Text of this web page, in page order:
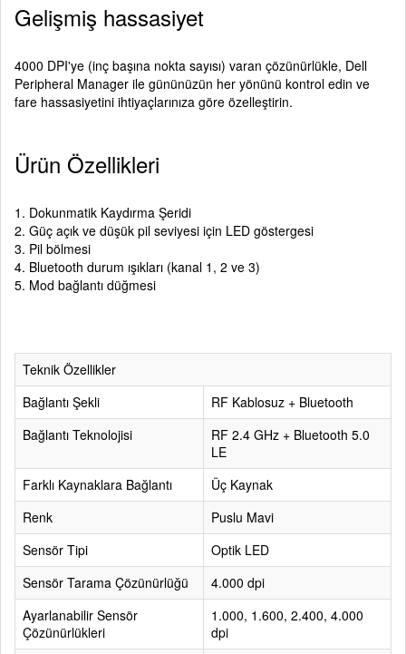
Gelişmiş hassasiyet
4000 DPI'ye (inç başına nokta sayısı) varan çözünürlükle, Dell
Peripheral Manager ile gününüzün her yönünü kontrol edin ve
fare hassasiyetini ihtiyaçlarınıza göre özelleştirin.
Ürün Özellikleri
1. Dokunmatik Kaydırma Şeridi
2. Güç açık ve düşük pil seviyesi için LED göstergesi
3. Pil bölmesi
4. Bluetooth durum ışıkları (kanal 1, 2 ve 3)
5. Mod bağlantı düğmesi
Teknik Özellikler
Bağlantı Şekli
RF Kablosuz + Bluetooth
Bağlantı Teknolojisi
RF 2.4 GHz + Bluetooth 5.0
LE
Farklı Kaynaklara Bağlantı
Üç Kaynak
Renk
Puslu Mavi
Sensör Tipi
Optik LED
Sensör Tarama Çözünürlüğü
4.000 dpi
Ayarlanabilir Sensör
Çözünürlükleri
1.000, 1.600, 2.400, 4.000
dpi